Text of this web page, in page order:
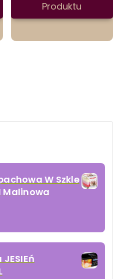
Produktu
W Szkle
Malinowa